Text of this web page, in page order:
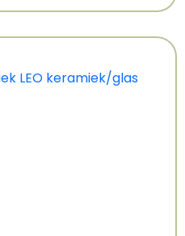
NEE
cm, breedte 10.0 cm,